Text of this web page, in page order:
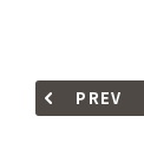
PREV